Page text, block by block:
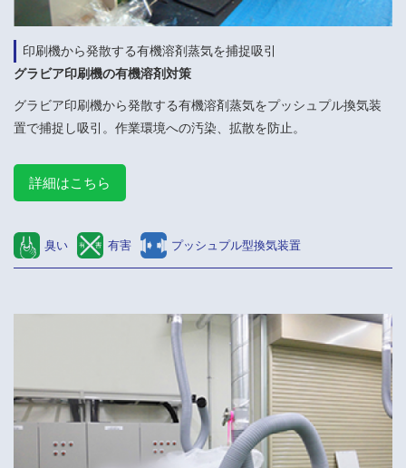
印刷機から発散する有機溶剤蒸気を捕捉吸引
グラビア印刷機の有機溶剤対策
グラビア印刷機から発散する有機溶剤蒸気をプッシュプル換気装
置で捕捉し吸引。作業環境への汚染、拡散を防止。
詳細はこちら
臭い 有害 プッシュプル型換気装置